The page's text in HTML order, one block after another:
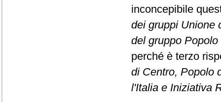
inconcepibile
dei gruppi Unione
del gruppo
perché è terzo
di Centro, Popolo
l'Italia e Iniziativa